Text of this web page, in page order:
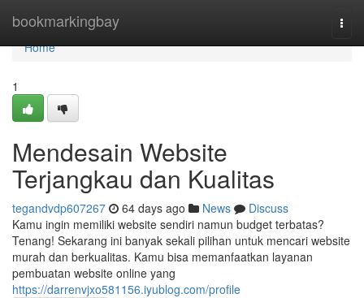
bookmarkingbay
Home
Home
1
Mendesain Website
Terjangkau dan Kualitas
tegandvdp607267 64 days ago News
Discuss
Kamu ingin memiliki website sendiri namun budget terbatas?
Tenang! Sekarang ini banyak sekali pilihan untuk mencari website
murah dan berkualitas. Kamu bisa memanfaatkan layanan
pembuatan website online yang
https://darrenvjxo581156.iyublog.com/profile